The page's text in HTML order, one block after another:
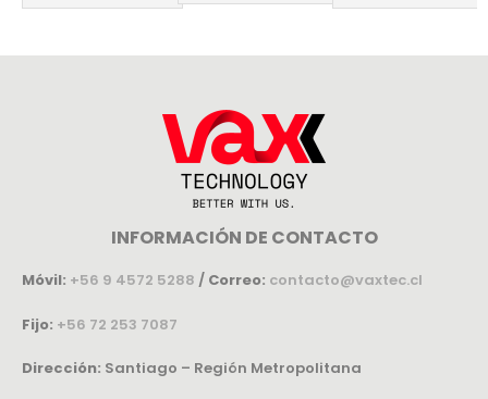
INFORMACIÓN DE CONTACTO
Móvil: +56 9 4572 5288 / Correo: contacto@vaxtec.cl
Fijo: +56 72 253 7087
Dirección: Santiago – Región Metropolitana